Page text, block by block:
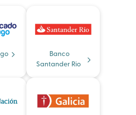
Banco
Santander Rio